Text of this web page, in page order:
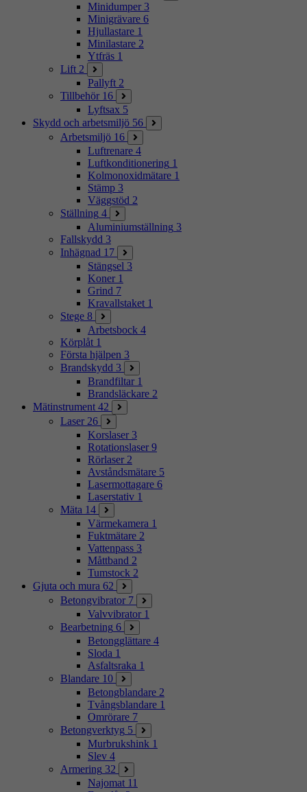
Minidumper 3
Minigrävare 6
Hjullastare 1
Minilastare 2
Ytfräs 1
Lift 2
Pallyft 2
Tillbehör 16
Lyftsax 5
Skydd och arbetsmiljö 56
Arbetsmiljö 16
Luftrenare 4
Luftkonditionering 1
Kolmonoxidmätare 1
Stämp 3
Väggstöd 2
Ställning 4
Aluminiumställning 3
Fallskydd 3
Inhägnad 17
Stängsel 3
Koner 1
Grind 7
Kravallstaket 1
Stege 8
Arbetsbock 4
Körplåt 1
Första hjälpen 3
Brandskydd 3
Brandfiltar 1
Brandsläckare 2
Mätinstrument 42
Laser 26
Korslaser 3
Rotationslaser 9
Rörlaser 2
Avståndsmätare 5
Lasermottagare 6
Laserstativ 1
Mäta 14
Värmekamera 1
Fuktmätare 2
Vattenpass 3
Måttband 2
Tumstock 2
Gjuta och mura 62
Betongvibrator 7
Valvvibrator 1
Bearbetning 6
Betongglättare 4
Sloda 1
Asfaltsraka 1
Blandare 10
Betongblandare 2
Tvångsblandare 1
Omrörare 7
Betongverktyg 5
Murbrukshink 1
Slev 4
Armering 32
Najomat 11